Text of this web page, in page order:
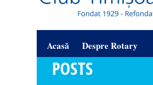
Acasă Despre Rotary
POSTS